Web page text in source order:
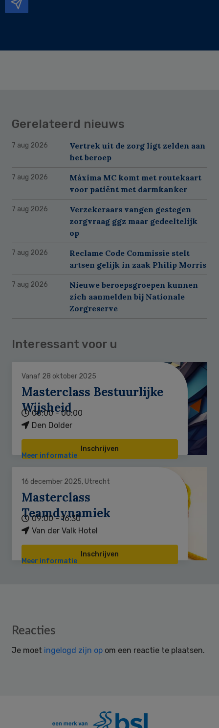
Gerelateerd nieuws
7 aug 2026
Vertrek uit de zorg ligt zelden aan
het beroep
7 aug 2026
Máxima MC komt met routekaart
voor patiënt met darmkanker
7 aug 2026
Verzekeraars vangen gestegen
zorgvraag ggz maar gedeeltelijk
op
7 aug 2026
Reclame Code Commissie stelt
artsen gelijk in zaak Philip Morris
7 aug 2026
Nieuwe beroepsgroepen kunnen
zich aanmelden bij Nationale
Zorgreserve
Interessant voor u
Vanaf 28 oktober 2025
Masterclass Bestuurlijke
Wijsheid
00:00 - 00:00
Den Dolder
Inschrijven
Meer informatie
16 december 2025, Utrecht
Masterclass
Teamdynamiek
09:00 - 16:30
Van der Valk Hotel
Inschrijven
Meer informatie
Reader
Reacties
Je moet ingelogd zijn op om een reactie te plaatsen.